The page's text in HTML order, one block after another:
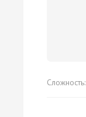
Сложность: